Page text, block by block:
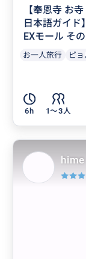
【奉恩寺 お
日本語ガイド
EXモール そ
お一人旅行 ピ
6h 1〜3人
hime